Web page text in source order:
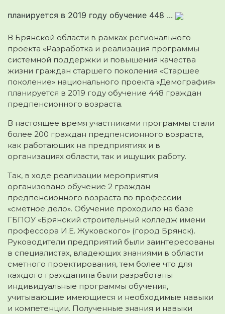
планируется в 2019 году обучение 448 ...
В Брянской области в рамках регионального
проекта «Разработка и реализация программы
системной поддержки и повышения качества
жизни граждан старшего поколения «Старшее
поколение» национального проекта «Демография»
планируется в 2019 году обучение 448 граждан
предпенсионного возраста.
В настоящее время участниками программы стали
более 200 граждан предпенсионного возраста,
как работающих на предприятиях и в
организациях области, так и ищущих работу.
Так, в ходе реализации мероприятия
организовано обучение 2 граждан
предпенсионного возраста по профессии
«сметное дело». Обучение проходило на базе
ГБПОУ «Брянский строительный колледж имени
профессора И.Е. Жуковского» (город Брянск).
Руководители предприятий были заинтересованы
в специалистах, владеющих знаниями в области
сметного проектирования, тем более что для
каждого гражданина были разработаны
индивидуальные программы обучения,
учитывающие имеющиеся и необходимые навыки
и компетенции. Полученные знания и навыки